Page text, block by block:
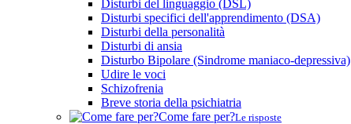
Disturbi del linguaggio (DSL)
Disturbi specifici dell'apprendimento (DSA)
Disturbi della personalità
Disturbi di ansia
Disturbo Bipolare (Sindrome maniaco-depressiva)
Udire le voci
Schizofrenia
Breve storia della psichiatria
Come fare per?Le risposte